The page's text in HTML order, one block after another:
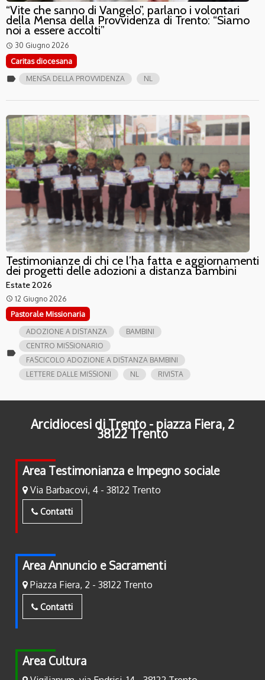
“Vite che sanno di Vangelo”, parlano i volontari
della Mensa della Provvidenza di Trento: “Siamo
noi a essere accolti”
access_time 30 Giugno 2026
Caritas diocesana
label MENSA DELLA PROVVIDENZA NL
Testimonianze di chi ce l’ha fatta e aggiornamenti
dei progetti delle adozioni a distanza bambini
Estate 2026
access_time 12 Giugno 2026
Pastorale Missionaria
label
ADOZIONE A DISTANZA
BAMBINI
CENTRO MISSIONARIO
FASCICOLO ADOZIONE A DISTANZA BAMBINI
LETTERE DALLE MISSIONI
NL RIVISTA
Arcidiocesi di Trento - piazza Fiera, 2
38122 Trento
Area Testimonianza e Impegno sociale
Via Barbacovi, 4 - 38122 Trento
Contatti
Area Annuncio e Sacramenti
Piazza Fiera, 2 - 38122 Trento
Contatti
Area Cultura